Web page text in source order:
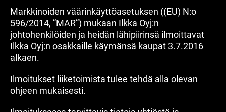
Markkinoiden väärinkäyttöasetuksen ((EU) N:o
596/2014, ”MAR”) mukaan Ilkka Oyj:n
johtohenkilöiden ja heidän lähipiirinsä ilmoittavat
Ilkka Oyj:n osakkaille käymänsä kaupat 3.7.2016
alkaen.
Ilmoitukset liiketoimista tulee tehdä alla olevan
ohjeen mukaisesti.